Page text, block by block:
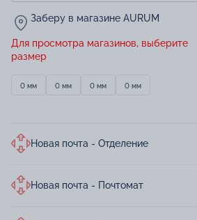
Заберу в магазине AURUM
Для просмотра магазинов, выберите
размер
0 мм 0 мм 0 мм 0 мм
Новая почта - Отделение
Новая почта - Почтомат